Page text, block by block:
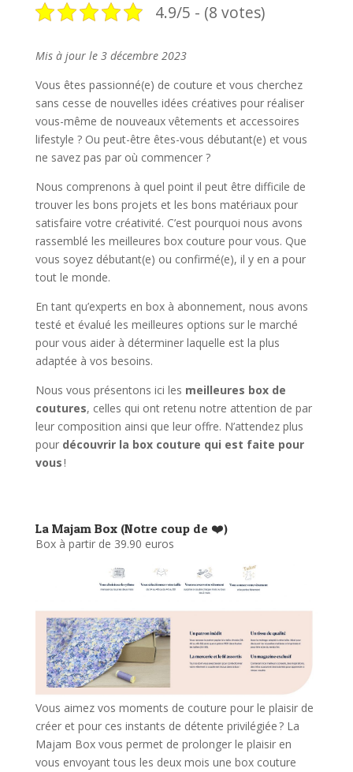
4.9/5 - (8 votes)
Mis à jour le 3 décembre 2023
Vous êtes passionné(e) de couture et vous cherchez
sans cesse de nouvelles idées créatives pour réaliser
vous-même de nouveaux vêtements et accessoires
lifestyle ? Ou peut-être êtes-vous débutant(e) et vous
ne savez pas par où commencer ?
Nous comprenons à quel point il peut être difficile de
trouver les bons projets et les bons matériaux pour
satisfaire votre créativité. C’est pourquoi nous avons
rassemblé les meilleures box couture pour vous. Que
vous soyez débutant(e) ou confirmé(e), il y en a pour
tout le monde.
En tant qu’experts en box à abonnement, nous avons
testé et évalué les meilleures options sur le marché
pour vous aider à déterminer laquelle est la plus
adaptée à vos besoins.
Nous vous présentons ici les meilleures box de
coutures, celles qui ont retenu notre attention de par
leur composition ainsi que leur offre. N’attendez plus
pour découvrir la box couture qui est faite pour
vous!
La Majam Box (Notre coup de ❤️)
Box à partir de 39.90 euros
Vous aimez vos moments de couture pour le plaisir de
créer et pour ces instants de détente privilégiée ? La
Majam Box vous permet de prolonger le plaisir en
vous envoyant tous les deux mois une box couture